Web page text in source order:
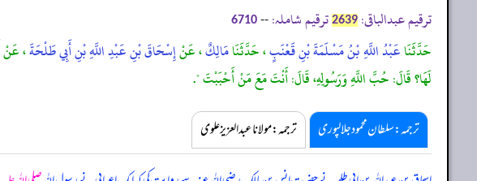
ترقیم عبدالباقی: 2639 ترقیم شاملہ: --
6710
حَدَّثَنَاعَبْدُ اللَّهِ بْنُ مَسْلَمَةَ بْنِ قَعْنَبٍ، حَدَّثَنَامَالِكٌ، عَنْإِسْحَاقَ بْنِ عَبْدِ اللَّهِ بْنِ أَبِي طَلْحَةَ، عَنْ
لَهَا؟ قَالَ: حُبَّ اللَّهِ وَرَسُولِهِ، قَالَ: أَنْتَ مَعَ مَنْ أَحْبَبْتَ ".
ترجمہ:سلطان محمود جلالپوری ترجمہ:مولانا عبدالعزیز علوی